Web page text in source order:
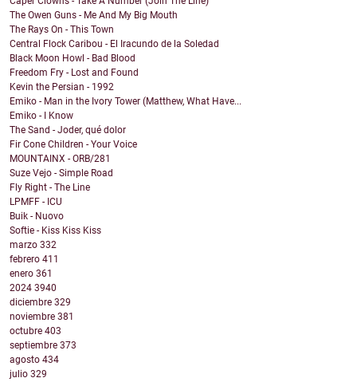
The Owen Guns - Me And My Big Mouth
The Rays On - This Town
Central Flock Caribou - El Iracundo de la Soledad
Black Moon Howl - Bad Blood
Freedom Fry - Lost and Found
Kevin the Persian - 1992
Emiko - Man in the Ivory Tower (Matthew, What Have...
Emiko - I Know
The Sand - Joder, qué dolor
Fir Cone Children - Your Voice
MOUNTAINX - ORB/281
Suze Vejo - Simple Road
Fly Right - The Line
LPMFF - ICU
Buik - Nuovo
Softie - Kiss Kiss Kiss
marzo 332
febrero 411
enero 361
2024 3940
diciembre 329
noviembre 381
octubre 403
septiembre 373
agosto 434
julio 329